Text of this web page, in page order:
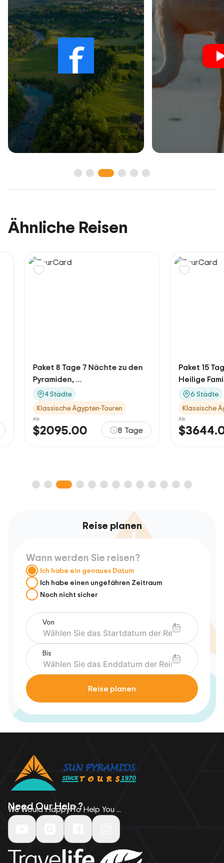
Ähnliche Reisen
Paket 8 Tage 7 Nächte zu den
Pyramiden, ...
4 Städte
Klassische Ägypten-Touren
$2095.00 8 Tage
Paket 15 Tage
Heilige
6 Städte
Klassische
$3644.00
Reise planen
Wann werden Sie reisen?
Ich habe ein genaues Datum
Ich habe einen ungefähren Zeitraum
Noch nicht sicher
Von
Bis
Reise planen
Need Our Help ?
We Would Happy To Help You ...